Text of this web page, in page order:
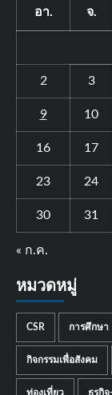
อา. จ.
2 3
9 10
16 17
23 24
30 31
« ก.ค.
หมวดหมู่
CSR การศึกษา
กิจกรรมเพื่อสังคม
ท่องเที่ยว ธุรกิ